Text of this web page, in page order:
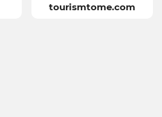
tourismtome.com